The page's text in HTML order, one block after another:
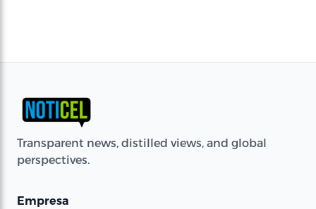
Transparent news, distilled views, and global
perspectives.
Empresa